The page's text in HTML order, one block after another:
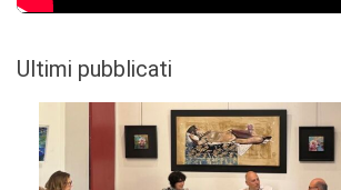
Ultimi pubblicati